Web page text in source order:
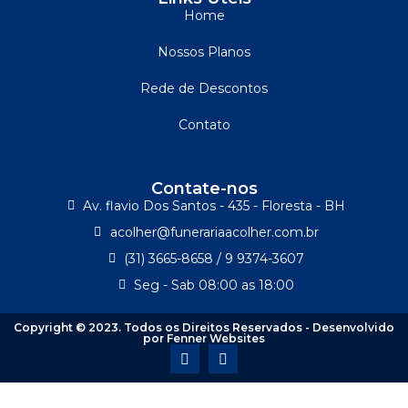
Home
Nossos Planos
Rede de Descontos
Contato
Contate-nos
Av. flavio Dos Santos - 435 - Floresta - BH
acolher@funerariaacolher.com.br
(31) 3665-8658 / 9 9374-3607
Seg - Sab 08:00 as 18:00
Copyright © 2023. Todos os Direitos Reservados - Desenvolvido
por Fenner Websites